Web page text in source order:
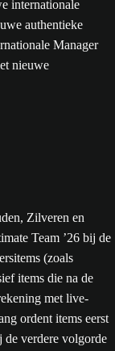
SPORTS FC™ 26.
internationale
authentieke
Manager
Zilveren en
Team ’26 bij de
(zoals
items die na de
met live-